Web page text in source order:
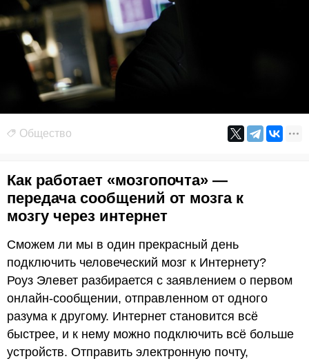
Общество
Как работает «мозгопочта» —
передача сообщений от мозга к
мозгу через интернет
Сможем ли мы в один прекрасный день
подключить человеческий мозг к Интернету?
Роуз Элевет разбирается с заявлением о первом
онлайн-сообщении, отправленном от одного
разума к другому. Интернет становится всё
быстрее, и к нему можно подключить всё больше
устройств. Отправить электронную почту,